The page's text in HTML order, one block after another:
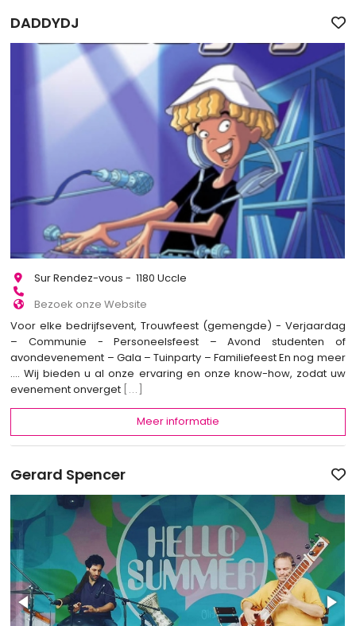
DADDYDJ
Sur Rendez-vous - 1180 Uccle
Bezoek onze Website
Voor elke bedrijfsevent, Trouwfeest (gemengde) - Verjaardag
– Communie - Personeelsfeest – Avond studenten of
avondevenement – Gala – Tuinparty – Familiefeest En nog meer
…. Wij bieden u al onze ervaring en onze know-how, zodat uw
evenement onverget [...]
Meer informatie
Gerard Spencer